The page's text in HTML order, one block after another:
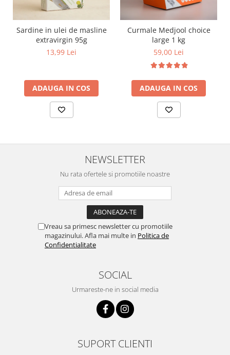
Sardine in ulei de masline
extravirgin 95g
13,99 Lei
ADAUGA IN COS
Curmale Medjool choice
large 1 kg
59,00 Lei
ADAUGA IN COS
NEWSLETTER
Nu rata ofertele si promotiile noastre
Vreau sa primesc newsletter cu promotiile
magazinului. Afla mai multe in Politica de
Confidentialitate
SOCIAL
Urmareste-ne in social media
SUPORT CLIENTI